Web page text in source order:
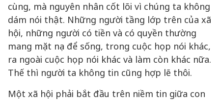
cùng, mà nguyên nhân cốt lõi vì chúng ta không
dám nói thật. Những người tầng lớp trên của xã
hội, những người có tiền và có quyền thường
mang mặt nạ để sống, trong cuộc họp nói khác,
ra ngoài cuộc họp nói khác và làm còn khác nữa.
Thế thì người ta không tin cũng hợp lẽ thôi.
Một xã hội phải bắt đầu trên niềm tin giữa con